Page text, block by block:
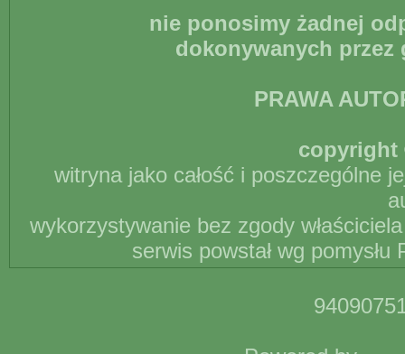
nie ponosimy żadnej
dokonywanych
PRAWA
copyright
witryna jako całość i poszczególne
wykorzystywanie bez zgody
serwis powstał wg